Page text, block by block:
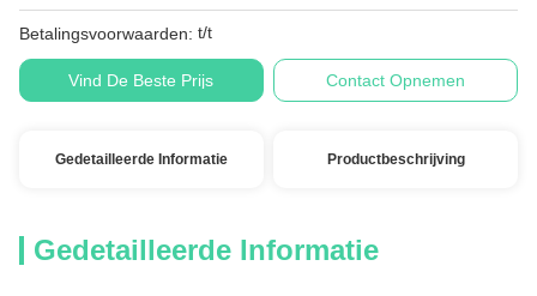
Betalingsvoorwaarden: t/t
Vind De Beste Prijs Contact Opnemen
Gedetailleerde Informatie Productbeschrijving
Gedetailleerde Informatie